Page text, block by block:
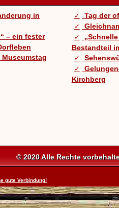
in
– ein fester
Tag der
Bestandteil
Kirchberg
© 2020 Alle Rechte
gute Verbindung!